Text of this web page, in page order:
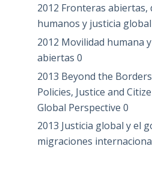
2012 Fronteras abiertas,
humanos y justicia global
2012 Movilidad humana
abiertas 0
2013 Beyond the
Policies, Justice and
Global Perspective 0
2013 Justicia global y el
migraciones